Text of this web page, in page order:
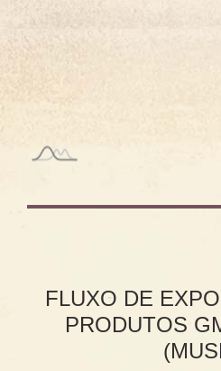
FLUXO DE
PRODUTOS